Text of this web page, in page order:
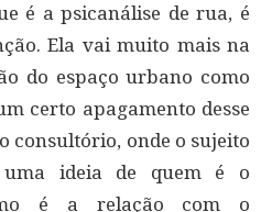
é a psicanálise de rua, é
Ela vai muito mais na
do espaço urbano como
certo apagamento desse
consultório, onde o sujeito
ideia de quem é o
é a relação com o